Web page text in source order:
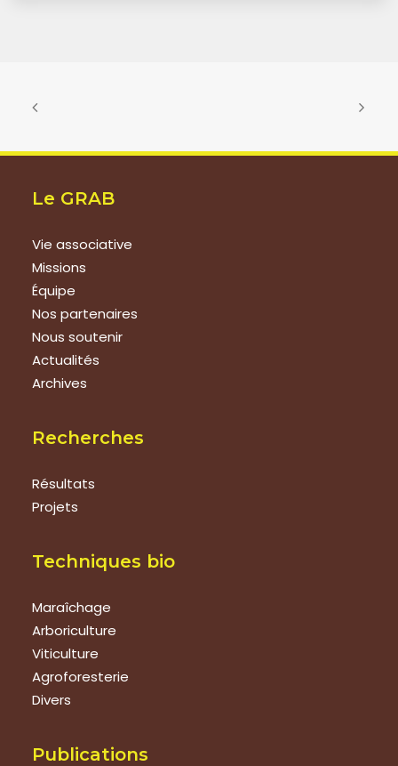
Le GRAB
Vie associative
Missions
Équipe
Nos partenaires
Nous soutenir
Actualités
Archives
Recherches
Résultats
Projets
Techniques bio
Maraîchage
Arboriculture
Viticulture
Agroforesterie
Divers
Publications